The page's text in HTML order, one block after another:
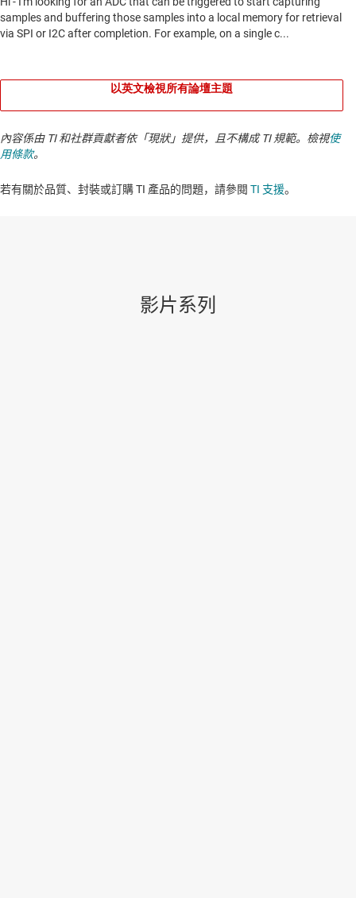
以英文檢視所有論壇主題
內容係由 TI 和社群貢獻者依「現狀」提供，且不構成 TI 規範。檢視使
用條款。
若有關於品質、封裝或訂購 TI 產品的問題，請參閱 TI 支援。​​​​​​​​​​​​​​
影片系列